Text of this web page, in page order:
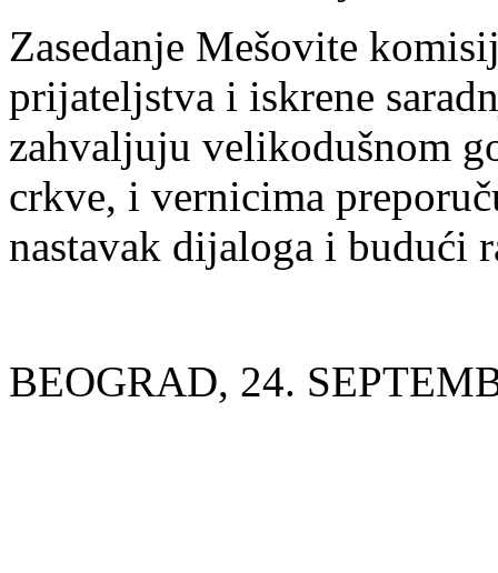
Zasedanje Mešovite
prijateljstva i iskrene
zahvaljuju velikodušnom
crkve, i vernicima
nastavak dijaloga i budući
BEOGRAD, 24.